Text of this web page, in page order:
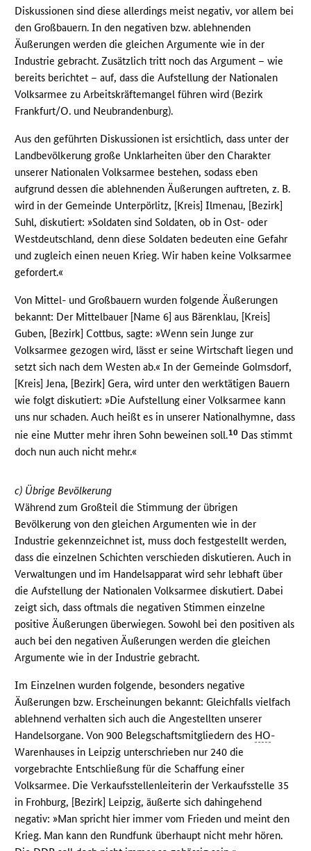
Diskussionen sind diese allerdings meist negativ, vor allem bei
den Großbauern. In den negativen bzw. ablehnenden
Äußerungen werden die gleichen Argumente wie in der
Industrie gebracht. Zusätzlich tritt noch das Argument – wie
bereits berichtet – auf, dass die Aufstellung der Nationalen
Volksarmee zu Arbeitskräftemangel führen wird (Bezirk
Frankfurt/O. und Neubrandenburg).
Aus den geführten Diskussionen ist ersichtlich, dass unter der
Landbevölkerung große Unklarheiten über den Charakter
unserer Nationalen Volksarmee bestehen, sodass eben
aufgrund dessen die ablehnenden Äußerungen auftreten, z. B.
wird in der Gemeinde Unterpörlitz, [Kreis] Ilmenau, [Bezirk]
Suhl, diskutiert: »Soldaten sind Soldaten, ob in Ost- oder
Westdeutschland, denn diese Soldaten bedeuten eine Gefahr
und zugleich einen neuen Krieg. Wir haben keine Volksarmee
gefordert.«
Von Mittel- und Großbauern wurden folgende Äußerungen
bekannt: Der Mittelbauer [Name 6] aus Bärenklau, [Kreis]
Guben, [Bezirk] Cottbus, sagte: »Wenn sein Junge zur
Volksarmee gezogen wird, lässt er seine Wirtschaft liegen und
setzt sich nach dem Westen ab.« In der Gemeinde Golmsdorf,
[Kreis] Jena, [Bezirk] Gera, wird unter den werktätigen Bauern
wie folgt diskutiert: »Die Aufstellung einer Volksarmee kann
uns nur schaden. Auch heißt es in unserer Nationalhymne, dass
nie eine Mutter mehr ihren Sohn beweinen soll.10 Das stimmt
doch nun auch nicht mehr.«
c) Übrige Bevölkerung
Während zum Großteil die Stimmung der übrigen
Bevölkerung von den gleichen Argumenten wie in der
Industrie gekennzeichnet ist, muss doch festgestellt werden,
dass die einzelnen Schichten verschieden diskutieren. Auch in
Verwaltungen und im Handelsapparat wird sehr lebhaft über
die Aufstellung der Nationalen Volksarmee diskutiert. Dabei
zeigt sich, dass oftmals die negativen Stimmen einzelne
positive Äußerungen überwiegen. Sowohl bei den positiven als
auch bei den negativen Äußerungen werden die gleichen
Argumente wie in der Industrie gebracht.
Im Einzelnen wurden folgende, besonders negative
Äußerungen bzw. Erscheinungen bekannt: Gleichfalls vielfach
ablehnend verhalten sich auch die Angestellten unserer
Handelsorgane. Von 900 Belegschaftsmitgliedern des HO-
Warenhauses in Leipzig unterschrieben nur 240 die
vorgebrachte Entschließung für die Schaffung einer
Volksarmee. Die Verkaufsstellenleiterin der Verkaufsstelle 35
in Frohburg, [Bezirk] Leipzig, äußerte sich dahingehend
negativ: »Man spricht hier immer vom Frieden und meint den
Krieg. Man kann den Rundfunk überhaupt nicht mehr hören.